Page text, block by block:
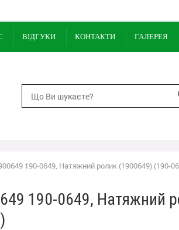
ВІДГУКИ КОНТАКТИ ГАЛЕРЕЯ
190-0649, Натяжний ролик (1900649) (190-
190-0649, Натяжний